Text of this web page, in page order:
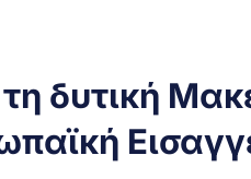
δυτική